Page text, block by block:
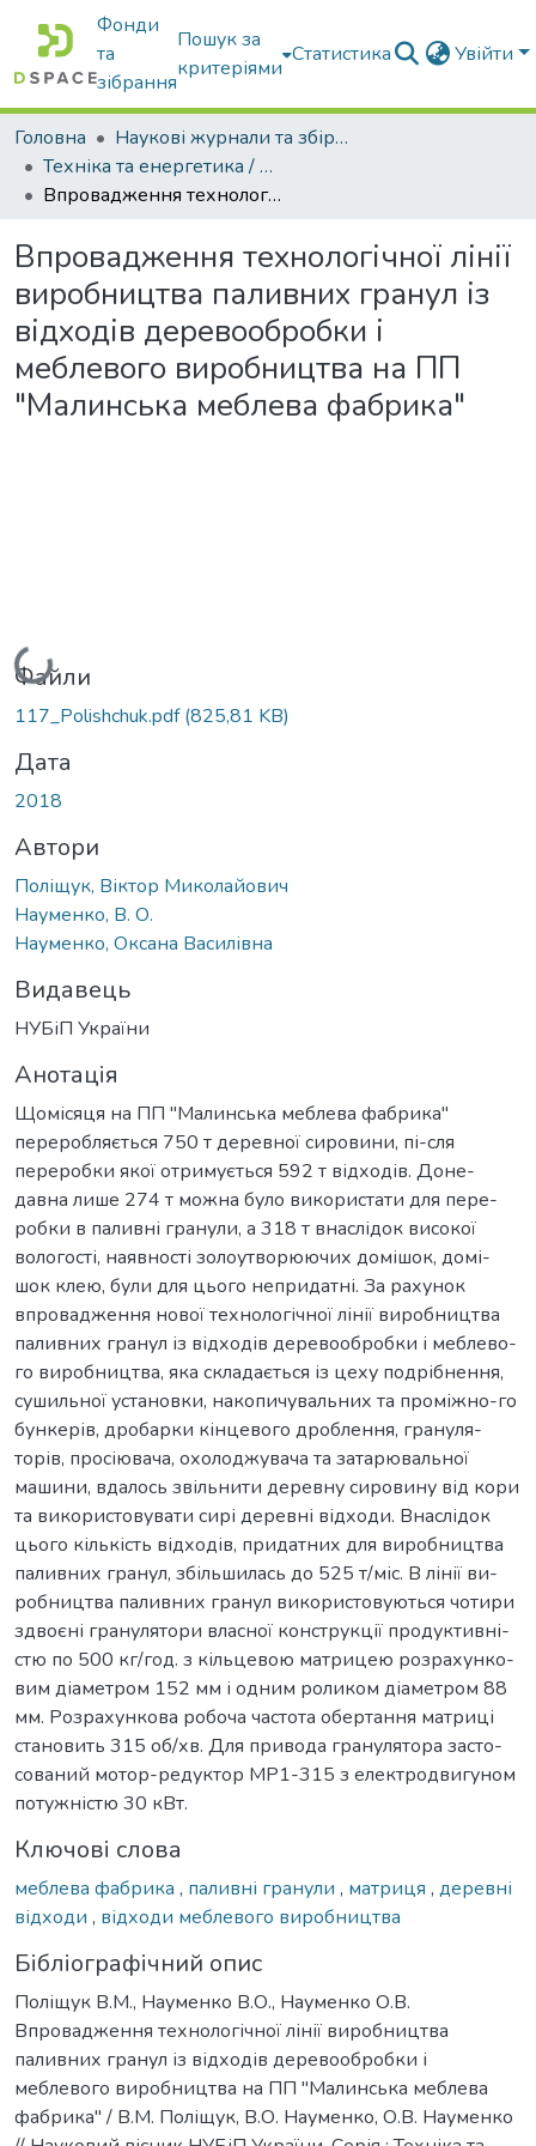
Фонди
та
зібрання
Пошук за
критеріями
Статистика Увійти
Головна
Наукові журнали та збірники видань
Техніка та енергетика / Machinery & Energetics
Впровадження технологічної лінії виробництва паливних гранул із відходів деревообробки і меблевого виробництва на ПП "Малинська меблева фабрика"
Впровадження технологічної лінії
виробництва паливних гранул із
відходів деревообробки і
меблевого виробництва на ПП
"Малинська меблева фабрика"
Вантажиться...
Файли
117_Polishchuk.pdf(825,81 KB)
Дата
2018
Автори
Поліщук, Віктор Миколайович
Науменко, В. О.
Науменко, Оксана Василівна
Видавець
НУБіП України
Анотація
Щомісяця на ПП "Малинська меблева фабрика"
переробляється 750 т деревної сировини, пі-сля
переробки якої отримується 592 т відходів. Доне-
давна лише 274 т можна було використати для пере-
робки в паливні гранули, а 318 т внаслідок високої
вологості, наявності золоутворюючих домішок, домі-
шок клею, були для цього непридатні. За рахунок
впровадження нової технологічної лінії виробництва
паливних гранул із відходів деревообробки і меблево-
го виробництва, яка складається із цеху подрібнення,
сушильної установки, накопичувальних та проміжно-го
бункерів, дробарки кінцевого дроблення, грануля-
торів, просіювача, охолоджувача та затарювальної
машини, вдалось звільнити деревну сировину від кори
та використовувати сирі деревні відходи. Внаслідок
цього кількість відходів, придатних для виробництва
паливних гранул, збільшилась до 525 т/міс. В лінії ви-
робництва паливних гранул використовуються чотири
здвоєні гранулятори власної конструкції продуктивні-
стю по 500 кг/год. з кільцевою матрицею розрахунко-
вим діаметром 152 мм і одним роликом діаметром 88
мм. Розрахункова робоча частота обертання матриці
становить 315 об/хв. Для привода гранулятора засто-
сований мотор-редуктор МР1-315 з електродвигуном
потужністю 30 кВт.
Ключові слова
меблева фабрика , паливні гранули , матриця , деревні
відходи , відходи меблевого виробництва
Бібліографічний опис
Поліщук В.М., Науменко В.О., Науменко О.В.
Впровадження технологічної лінії виробництва
паливних гранул із відходів деревообробки і
меблевого виробництва на ПП "Малинська меблева
фабрика" / В.М. Поліщук, В.О. Науменко, О.В. Науменко